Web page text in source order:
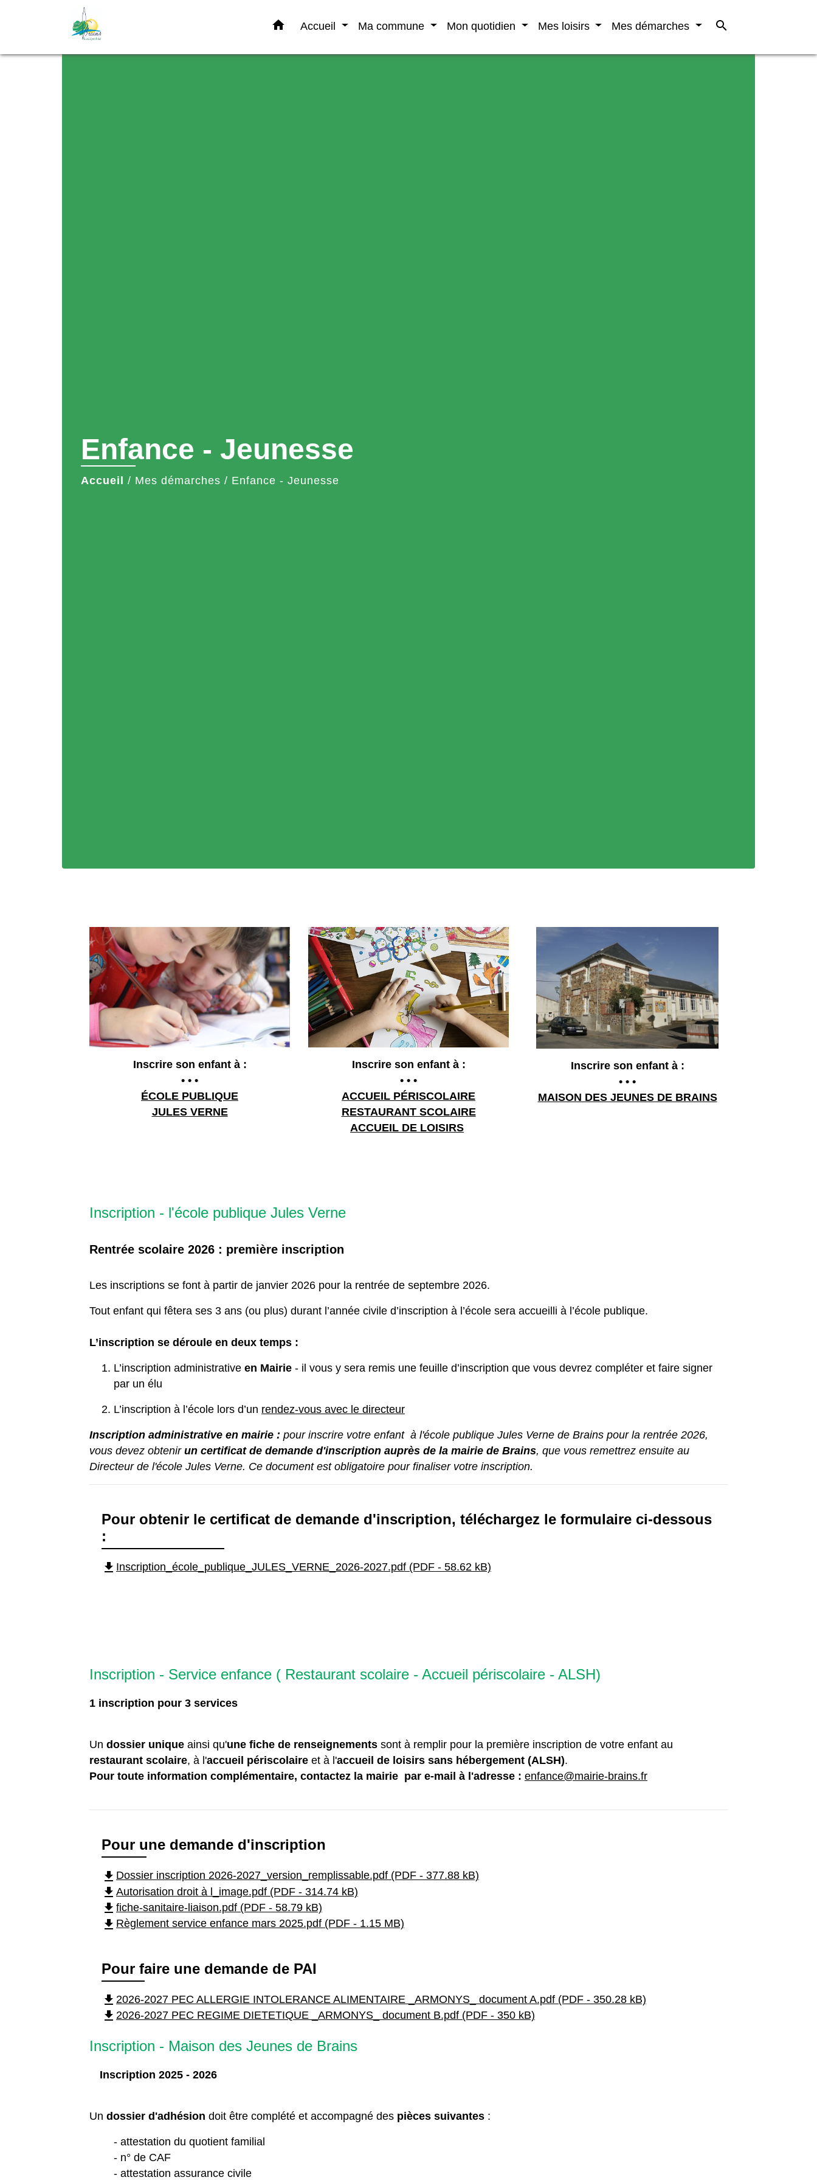
home Accueil Ma commune Mon quotidien Mes loisirs Mes démarches search
Enfance - Jeunesse
Accueil / Mes démarches / Enfance - Jeunesse
Inscrire son enfant à :
• • •
ÉCOLE PUBLIQUE
JULES VERNE
Inscrire son enfant à :
• • •
ACCUEIL PÉRISCOLAIRE
RESTAURANT SCOLAIRE
ACCUEIL DE LOISIRS
Inscrire son enfant à :
• • •
MAISON DES JEUNES DE BRAINS
Inscription - l'école publique Jules Verne
Rentrée scolaire 2026 : première inscription
Les inscriptions se font à partir de janvier 2026 pour la rentrée de septembre 2026.
Tout enfant qui fêtera ses 3 ans (ou plus) durant l’année civile d’inscription à l’école sera accueilli à l’école publique.
L’inscription se déroule en deux temps :
L’inscription administrative en Mairie - il vous y sera remis une feuille d’inscription que vous devrez compléter et faire signer
par un élu
L’inscription à l’école lors d’un rendez-vous avec le directeur
Inscription administrative en mairie : pour inscrire votre enfant à l'école publique Jules Verne de Brains pour la rentrée 2026,
vous devez obtenir un certificat de demande d'inscription auprès de la mairie de Brains, que vous remettrez ensuite au
Directeur de l'école Jules Verne. Ce document est obligatoire pour finaliser votre inscription.
Pour obtenir le certificat de demande d'inscription, téléchargez le formulaire ci-dessous
:
file_download Inscription_école_publique_JULES_VERNE_2026-2027.pdf (PDF - 58.62 kB)
Inscription - Service enfance ( Restaurant scolaire - Accueil périscolaire - ALSH)
1 inscription pour 3 services
Un dossier unique ainsi qu'une fiche de renseignements sont à remplir pour la première inscription de votre enfant au
restaurant scolaire, à l'accueil périscolaire et à l'accueil de loisirs sans hébergement (ALSH).
Pour toute information complémentaire, contactez la mairie par e-mail à l'adresse : enfance@mairie-brains.fr
Pour une demande d'inscription
file_download Dossier inscription 2026-2027_version_remplissable.pdf (PDF - 377.88 kB)
file_download Autorisation droit à l_image.pdf (PDF - 314.74 kB)
file_download fiche-sanitaire-liaison.pdf (PDF - 58.79 kB)
file_download Règlement service enfance mars 2025.pdf (PDF - 1.15 MB)
Pour faire une demande de PAI
file_download 2026-2027 PEC ALLERGIE INTOLERANCE ALIMENTAIRE _ARMONYS_ document A.pdf (PDF - 350.28 kB)
file_download 2026-2027 PEC REGIME DIETETIQUE _ARMONYS_ document B.pdf (PDF - 350 kB)
Inscription - Maison des Jeunes de Brains
Inscription 2025 - 2026
Un dossier d'adhésion doit être complété et accompagné des pièces suivantes :
- attestation du quotient familial
- n° de CAF
- attestation assurance civile